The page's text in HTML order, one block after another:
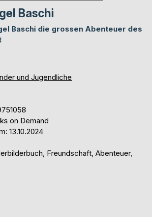
Baschi
Baschi die grossen Abenteuer des
und Jugendliche
on Demand
13.10.2024
Freundschaft, Abenteuer,